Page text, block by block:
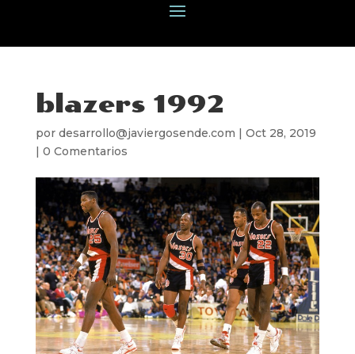
blazers 1992
por desarrollo@javiergosende.com | Oct 28, 2019
| 0 Comentarios